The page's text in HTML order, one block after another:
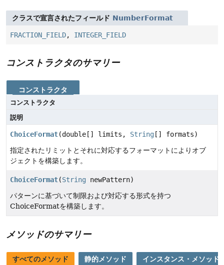
クラスで宣言されたフィールド NumberFormat
FRACTION_FIELD, INTEGER_FIELD
コンストラクタのサマリー
コンストラクタ
コンストラクタ
説明
ChoiceFormat(double[] limits, String [] formats)
指定されたリミットとそれに対応するフォーマットによりオブ
ジェクトを構築します。
ChoiceFormat(String newPattern)
パターンに基づいて制限および対応する形式を持つ
ChoiceFormatを構築します。
メソッドのサマリー
すべてのメソッド 静的メソッド インスタンス・メソッド